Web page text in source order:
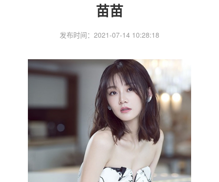
苗苗
发布时间：2021-07-14 10:28:18